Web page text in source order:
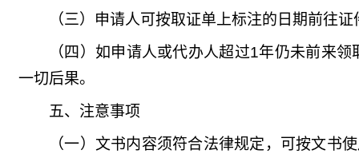
（三）申请人可按取证单上标注的日期前往
（四）如申请人或代办人超过1年仍未前来
一切后果。
五、注意事项
（一）文书内容须符合法律规定，可按文书